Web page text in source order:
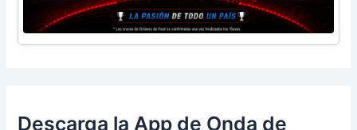
Descarga la App de Onda de